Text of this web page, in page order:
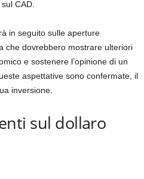
CAD.
in seguito sulle aperture
che dovrebbero mostrare ulteriori
e sostenere l’opinione di un
aspettative sono confermate, il
inversione.
sul dollaro